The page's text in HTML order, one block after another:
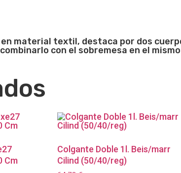
material textil, destaca por dos
con el sobremesa en el
Cm
Colgante Doble 1l. Beis/marr
Cilind (50/40/reg)